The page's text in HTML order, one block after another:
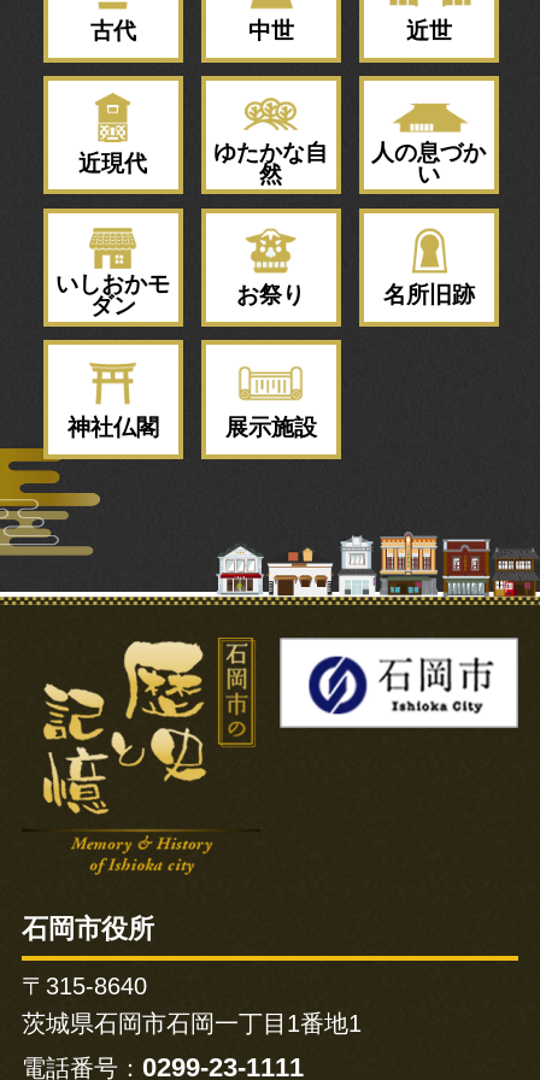
古代 中世 近世
近現代
ゆたかな自
然
人の息づか
い
いしおかモ
ダン
お祭り 名所旧跡
神社仏閣 展示施設
石岡市の歴史と記憶
石岡市役所
〒315-8640
茨城県石岡市石岡一丁目1番地1
電話番号： 0299-23-1111